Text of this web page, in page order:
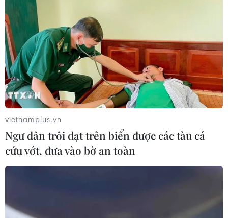
TIN LIÊN QUAN
28/01/2020 04:40
vietnamplus.vn
Ngư dân trôi dạt trên biển được các tàu cá
cứu vớt, đưa vào bờ an toàn